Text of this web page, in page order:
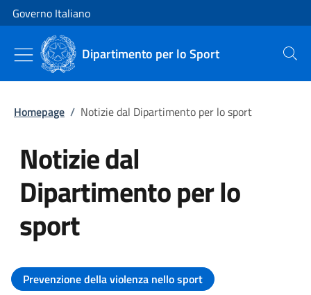
Vai al contenuto
Vai alla navigazione del sito
Governo Italiano
Dipartimento per lo Sport Cerca
Homepage / Notizie dal Dipartimento per lo sport
Notizie dal
Dipartimento per lo
sport
Tutti i contenuti della pagina
Prevenzione della violenza nello sport